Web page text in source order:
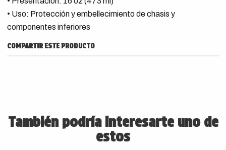
• Uso: Protección y embellecimiento de chasis y
componentes inferiores
COMPARTIR ESTE PRODUCTO
También podría interesarte uno de
estos